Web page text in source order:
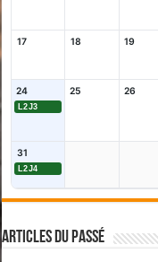
17 18 19
24
L2J3
25 26
31
L2J4
Articles du passé